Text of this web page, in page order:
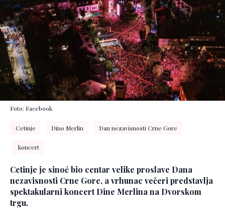
Foto: Facebook
Cetinje Dino Merlin Dan nezavisnosti Crne Gore
koncert
Cetinje je sinoć bio centar velike proslave Dana
nezavisnosti Crne Gore, a vrhunac večeri predstavlja
spektakularni koncert Dine Merlina na Dvorskom
trgu.